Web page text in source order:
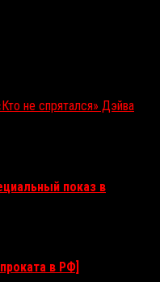
не спрятался» Дэйва
показ в
в РФ]